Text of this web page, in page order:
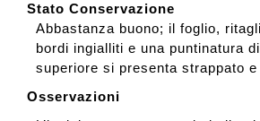
Stato Conservazione
Abbastanza buono; il foglio,
bordi ingialliti e una puntinatura
superiore si presenta strappato
Osservazioni